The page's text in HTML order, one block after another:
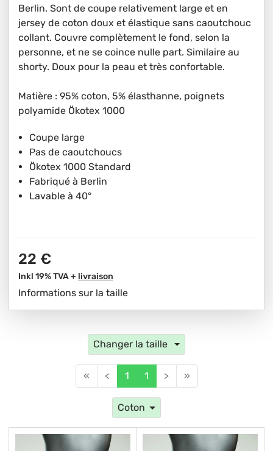
Berlin. Sont de coupe relativement large et en
jersey de coton doux et élastique sans caoutchouc
collant. Couvre complètement le fond, selon la
personne, et ne se coince nulle part. Similaire au
shorty. Doux pour la peau et très confortable.
Matière : 95% coton, 5% élasthanne, poignets
polyamide Ökotex 1000
Coupe large
Pas de caoutchoucs
Ökotex 1000 Standard
Fabriqué à Berlin
Lavable à 40°
22 €
Inkl 19% TVA + livraison
Informations sur la taille
Changer la taille
« < 1 1 > »
Coton